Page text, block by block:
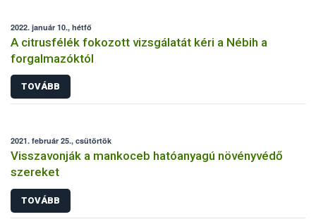
2022. január 10., hétfő
A citrusfélék fokozott vizsgálatát kéri a Nébih a
forgalmazóktól
TOVÁBB
2021. február 25., csütörtök
Visszavonják a mankoceb hatóanyagú növényvédő
szereket
TOVÁBB